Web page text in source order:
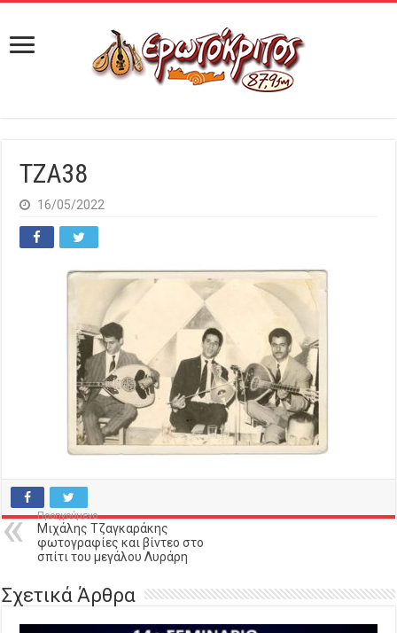
TZA38
16/05/2022
Προηγούμενο
Μιχάλης Τζαγκαράκης
φωτογραφίες και βίντεο στο
σπίτι του μεγάλου Λυράρη
Σχετικά Άρθρα